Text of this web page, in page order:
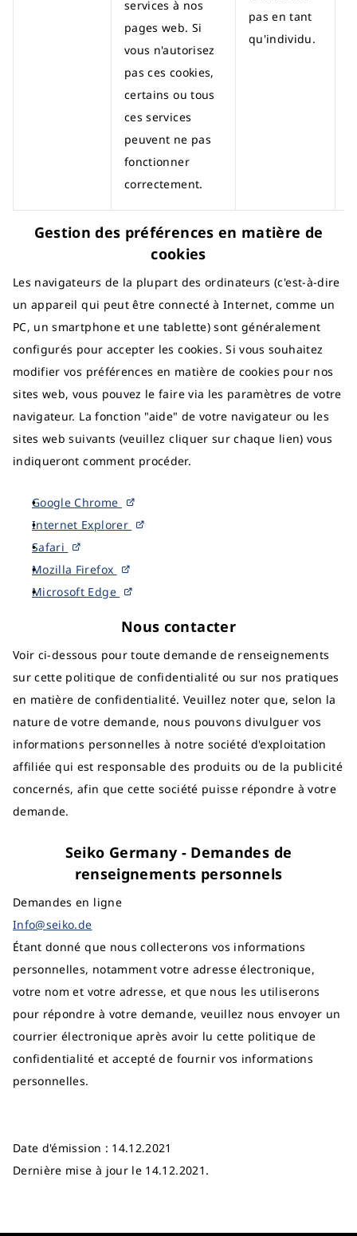
services à nos
pages web. Si
vous n'autorisez
pas ces cookies,
certains ou tous
ces services
peuvent ne pas
fonctionner
correctement.
pas en tant
qu'individu.
Gestion des préférences en matière de
cookies
Les navigateurs de la plupart des ordinateurs (c'est-à-dire
un appareil qui peut être connecté à Internet, comme un
PC, un smartphone et une tablette) sont généralement
configurés pour accepter les cookies. Si vous souhaitez
modifier vos préférences en matière de cookies pour nos
sites web, vous pouvez le faire via les paramètres de votre
navigateur. La fonction "aide" de votre navigateur ou les
sites web suivants (veuillez cliquer sur chaque lien) vous
indiqueront comment procéder.
Google Chrome
Internet Explorer
Safari
Mozilla Firefox
Microsoft Edge
Nous contacter
Voir ci-dessous pour toute demande de renseignements
sur cette politique de confidentialité ou sur nos pratiques
en matière de confidentialité. Veuillez noter que, selon la
nature de votre demande, nous pouvons divulguer vos
informations personnelles à notre société d'exploitation
affiliée qui est responsable des produits ou de la publicité
concernés, afin que cette société puisse répondre à votre
demande.
Seiko Germany - Demandes de
renseignements personnels
Demandes en ligne
Info@seiko.de
Étant donné que nous collecterons vos informations
personnelles, notamment votre adresse électronique,
votre nom et votre adresse, et que nous les utiliserons
pour répondre à votre demande, veuillez nous envoyer un
courrier électronique après avoir lu cette politique de
confidentialité et accepté de fournir vos informations
personnelles.
Date d'émission : 14.12.2021
Dernière mise à jour le 14.12.2021.